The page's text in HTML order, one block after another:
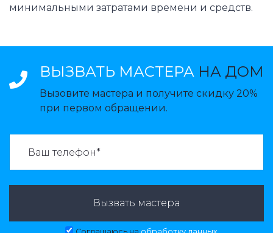
минимальными затратами времени и средств.
ВЫЗВАТЬ МАСТЕРА НА ДОМ
Вызовите мастера и получите скидку 20%
при первом обращении.
Вызвать мастера